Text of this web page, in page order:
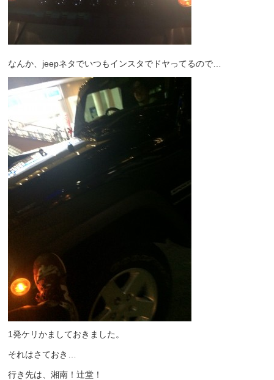
なんか、jeepネタでいつもインスタでドヤってるので…
1発ケリかましておきました。
それはさておき…
行き先は、湘南！辻堂！